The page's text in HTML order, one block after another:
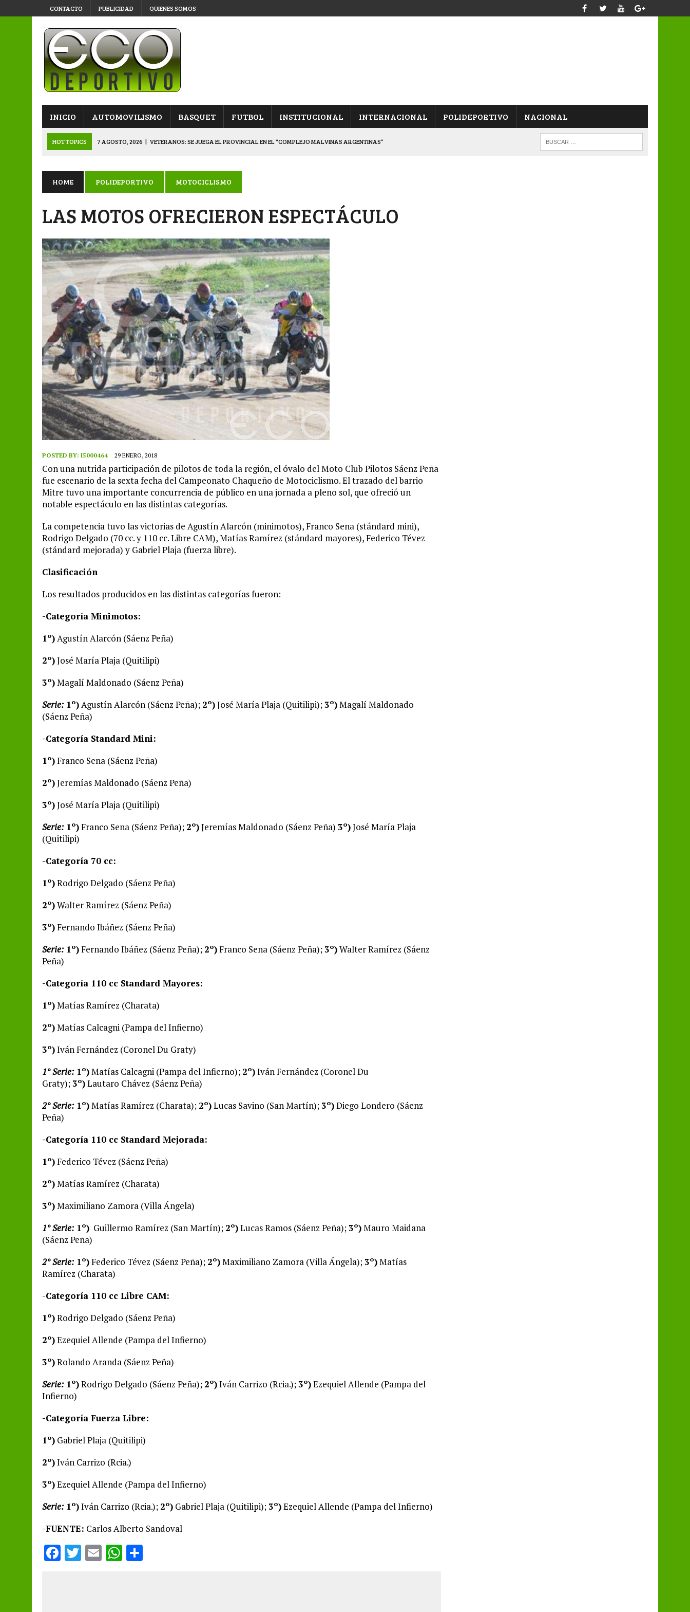
CONTACTO PUBLICIDAD QUIENES SOMOS
INICIO AUTOMOVILISMO BASQUET FUTBOL INSTITUCIONAL INTERNACIONAL POLIDEPORTIVO NACIONAL
HOT TOPICS 7 AGOSTO, 2026 | VETERANOS: SE JUEGA EL PROVINCIAL EN EL “COMPLEJO MALVINAS ARGENTINAS”
6 AGOSTO, 2026 | SUB 20: TRIUNFO Y CLASIFICACIÓN DE LOS “ALBICELESTES”
8 AGOSTO, 2026 | PRIMERA B: EL “GALLITO” Y EL “DECANO”, DUELO SEMIFINAL EN PAMPA
HOME POLIDEPORTIVO MOTOCICLISMO
LAS MOTOS OFRECIERON ESPECTÁCULO
POSTED BY: I5000464 29 ENERO, 2018
Con una nutrida participación de pilotos de toda la región, el óvalo del Moto Club Pilotos Sáenz Peña
fue escenario de la sexta fecha del Campeonato Chaqueño de Motociclismo. El trazado del barrio
Mitre tuvo una importante concurrencia de público en una jornada a pleno sol, que ofreció un
notable espectáculo en las distintas categorías.
La competencia tuvo las victorias de Agustín Alarcón (minimotos), Franco Sena (stándard mini),
Rodrigo Delgado (70 cc. y 110 cc. Libre CAM), Matías Ramírez (stándard mayores), Federico Tévez
(stándard mejorada) y Gabriel Plaja (fuerza libre).
Clasificación
Los resultados producidos en las distintas categorías fueron:
-Categoría Minimotos:
1º)Agustín Alarcón (Sáenz Peña)
2º)José María Plaja (Quitilipi)
3º)Magalí Maldonado (Sáenz Peña)
Serie:1º)Agustín Alarcón (Sáenz Peña); 2º)José María Plaja (Quitilipi);3º)Magalí Maldonado
(Sáenz Peña)
-Categoría Standard Mini:
1º)Franco Sena (Sáenz Peña)
2º)Jeremías Maldonado (Sáenz Peña)
3º)José María Plaja (Quitilipi)
Serie:1º)Franco Sena (Sáenz Peña); 2º)Jeremías Maldonado (Sáenz Peña) 3º)José María Plaja
(Quitilipi)
-Categoría 70 cc:
1º)Rodrigo Delgado (Sáenz Peña)
2º)Walter Ramírez (Sáenz Peña)
3º)Fernando Ibáñez (Sáenz Peña)
Serie:1º)Fernando Ibáñez (Sáenz Peña); 2º)Franco Sena (Sáenz Peña);3º)Walter Ramírez (Sáenz
Peña)
-Categoría 110 cc Standard Mayores:
1º)Matías Ramírez (Charata)
2º)Matías Calcagni (Pampa del Infierno)
3º)Iván Fernández (Coronel Du Graty)
1° Serie:1º)Matías Calcagni (Pampa del Infierno); 2º)Iván Fernández (Coronel Du
Graty);3º)Lautaro Chávez (Sáenz Peña)
2° Serie:1º)Matías Ramírez (Charata); 2º)Lucas Savino (San Martín);3º)Diego Londero (Sáenz
Peña)
-Categoría 110 cc Standard Mejorada:
1º)Federico Tévez (Sáenz Peña)
2º)Matías Ramírez (Charata)
3º)Maximiliano Zamora (Villa Ángela)
1° Serie:1º) Guillermo Ramírez (San Martín); 2º)Lucas Ramos (Sáenz Peña);3º)Mauro Maidana
(Sáenz Peña)
2° Serie:1º)Federico Tévez (Sáenz Peña); 2º)Maximiliano Zamora (Villa Ángela);3º)Matías
Ramírez (Charata)
-Categoría 110 cc Libre CAM:
1º)Rodrigo Delgado (Sáenz Peña)
2º)Ezequiel Allende (Pampa del Infierno)
3º)Rolando Aranda (Sáenz Peña)
Serie:1º)Rodrigo Delgado (Sáenz Peña); 2º)Iván Carrizo (Rcia.);3º)Ezequiel Allende (Pampa del
Infierno)
-Categoría Fuerza Libre:
1º) Gabriel Plaja (Quitilipi)
2º)Iván Carrizo (Rcia.)
3º)Ezequiel Allende (Pampa del Infierno)
Serie:1º)Iván Carrizo (Rcia.); 2º) Gabriel Plaja (Quitilipi);3º)Ezequiel Allende (Pampa del Infierno)
-FUENTE: Carlos Alberto Sandoval
F T E W